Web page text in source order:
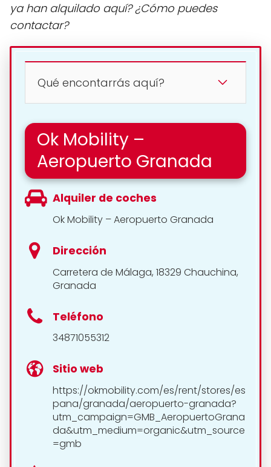
ya han alquilado aquí? ¿Cómo puedes
contactar?
Qué encontarrás aquí?
Ok Mobility –
Aeropuerto Granada
Alquiler de coches
Ok Mobility – Aeropuerto Granada
Dirección
Carretera de Málaga, 18329 Chauchina,
Granada
Teléfono
34871055312
Sitio web
https://okmobility.com/es/rent/stores/es
pana/granada/aeropuerto-granada?
utm_campaign=GMB_AeropuertoGrana
da&utm_medium=organic&utm_source
=gmb